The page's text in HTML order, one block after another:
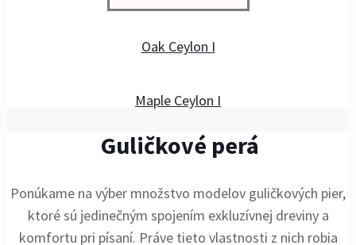
Oak Ceylon I
Maple Ceylon I
Guličkové perá
Ponúkame na výber množstvo modelov guličkových pier,
ktoré sú jedinečným spojením exkluzívnej dreviny a
komfortu pri písaní. Práve tieto vlastnosti z nich robia